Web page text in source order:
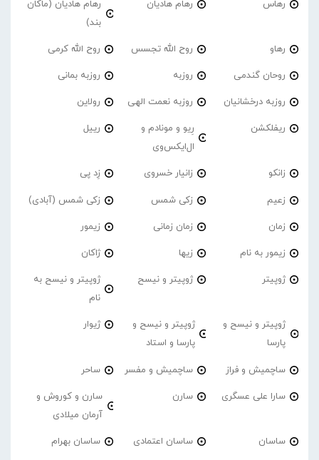
رهاس رهام هادیان
رهام هادیان (ماکان
بند)
رهاو روح الله تجسس روح الله کرمی
روحان گندمی روزبه روزبه بمانی
روزبه درخشانیان روزبه نعمت الهی رولاین
ریفلکشن
رِیو و مونادم و
ال‌ایکس‌وی
رییل
زانکو زانیار خسروی زِد پی
زعیم زکی شمس زکی شمس (آبادی)
زمان زمان زمانی زیمور
زیمور به نام زیها ژاکان
ژوپیتر ژوپیتر و نیسح
ژوپیتر و نیسح به
نام
ژوپیتر و نیسح و
پارسا
ژوپیتر و نیسح و
پارسا و استاد
ژیوار
ساچمیش و فراز ساچمیش و مفسر ساحر
سارا علی عسگری سارن
سارن و کوروش و
آرمان میلادی
ساسان ساسان اعتمادی ساسان بهرام